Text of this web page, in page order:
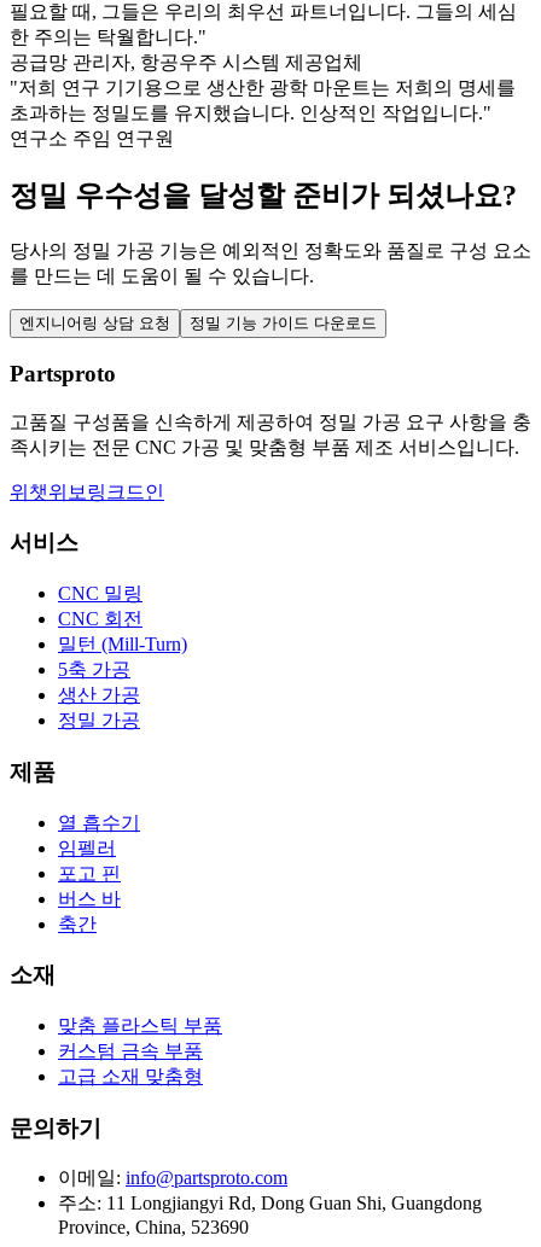
필요할 때, 그들은 우리의 최우선 파트너입니다. 그들의 세심
한 주의는 탁월합니다."
공급망 관리자, 항공우주 시스템 제공업체
"저희 연구 기기용으로 생산한 광학 마운트는 저희의 명세를
초과하는 정밀도를 유지했습니다. 인상적인 작업입니다."
연구소 주임 연구원
정밀 우수성을 달성할 준비가 되셨나요?
당사의 정밀 가공 기능은 예외적인 정확도와 품질로 구성 요소
를 만드는 데 도움이 될 수 있습니다.
엔지니어링 상담 요청 정밀 기능 가이드 다운로드
Partsproto
고품질 구성품을 신속하게 제공하여 정밀 가공 요구 사항을 충
족시키는 전문 CNC 가공 및 맞춤형 부품 제조 서비스입니다.
위챗위보 링크드인
서비스
CNC 밀링
CNC 회전
밀턴 (Mill-Turn)
5축 가공
생산 가공
정밀 가공
제품
열 흡수기
임펠러
포고 핀
버스 바
축간
소재
맞춤 플라스틱 부품
커스텀 금속 부품
고급 소재 맞춤형
문의하기
이메일: info@partsproto.com
주소: 11 Longjiangyi Rd, Dong Guan Shi, Guangdong
Province, China, 523690